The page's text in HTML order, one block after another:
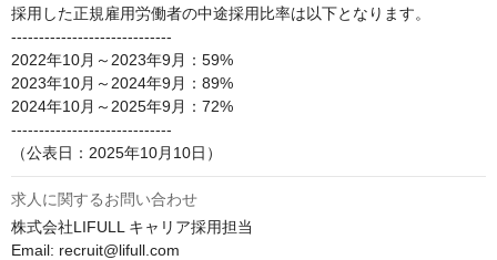
採用した正規雇用労働者の中途採用比率は以下となります。
-----------------------------
2022年10月～2023年9月：59%
2023年10月～2024年9月：89%
2024年10月～2025年9月：72%
-----------------------------
（公表日：2025年10月10日）
求人に関するお問い合わせ
株式会社LIFULL キャリア採用担当
Email: recruit@lifull.com